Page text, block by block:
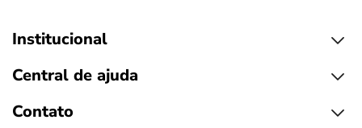
Institucional
Central de ajuda
Contato